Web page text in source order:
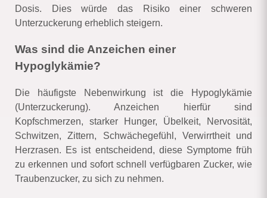
Dosis. Dies würde das Risiko einer schweren
Unterzuckerung erheblich steigern.
Was sind die Anzeichen einer
Hypoglykämie?
Die häufigste Nebenwirkung ist die Hypoglykämie
(Unterzuckerung). Anzeichen hierfür sind
Kopfschmerzen, starker Hunger, Übelkeit, Nervosität,
Schwitzen, Zittern, Schwächegefühl, Verwirrtheit und
Herzrasen. Es ist entscheidend, diese Symptome früh
zu erkennen und sofort schnell verfügbaren Zucker, wie
Traubenzucker, zu sich zu nehmen.